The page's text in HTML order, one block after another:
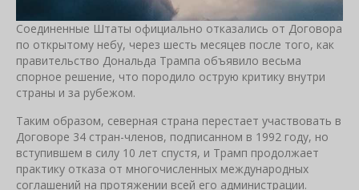
Соединенные Штаты официально отказались от Договора
по открытому небу, через шесть месяцев после того, как
правительство Дональда Трампа объявило весьма
спорное решение, что породило острую критику внутри
страны и за рубежом.
Таким образом, северная страна перестает участвовать в
Договоре 34 стран-членов, подписанном в 1992 году, но
вступившем в силу 10 лет спустя, и Трамп продолжает
практику отказа от многочисленных международных
соглашений на протяжении всей его администрации.